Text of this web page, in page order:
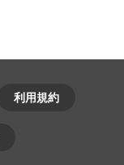
利用規約